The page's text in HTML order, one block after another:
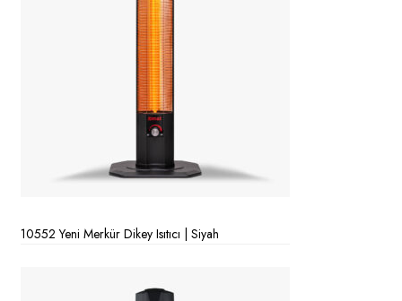
10552 Yeni Merkür Dikey Isıtıcı | Siyah